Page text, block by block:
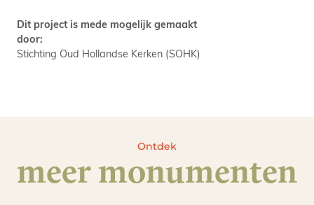
Dit project is mede mogelijk gemaakt
door:
Stichting Oud Hollandse Kerken (SOHK)
Ontdek
meer monumenten